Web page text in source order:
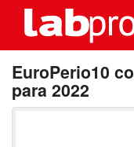
EuroPerio10
para 2022